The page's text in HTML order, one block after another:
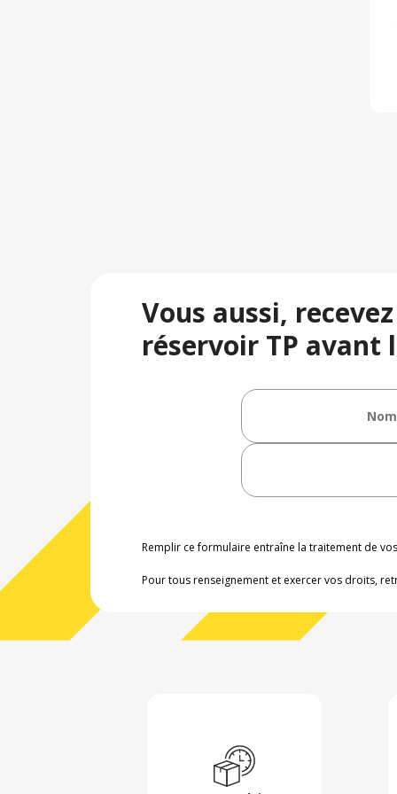
Vous aussi,
réservoir TP avant
Remplir ce formulaire entraîne la traitement de
Pour tous renseignement et exercer vos droits,